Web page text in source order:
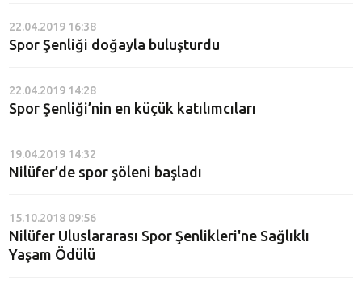
22.04.2019 16:38
Spor Şenliği doğayla buluşturdu
22.04.2019 14:28
Spor Şenliği’nin en küçük katılımcıları
19.04.2019 14:32
Nilüfer’de spor şöleni başladı
15.10.2018 09:56
Nilüfer Uluslararası Spor Şenlikleri'ne Sağlıklı
Yaşam Ödülü